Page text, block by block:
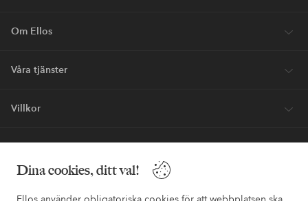
Dina cookies, ditt val!
Om Ellos
Våra tjänster
Villkor
Vänner